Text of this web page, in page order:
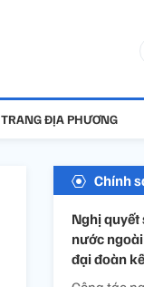
TRANG ĐỊA PHƯƠNG
Chính
Nghị quyết
nước
đại đoàn